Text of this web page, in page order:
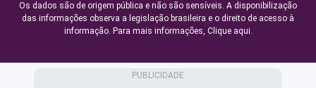
Os dados são de origem pública e não são sensíveis. A disponibilização
das informações observa a legislação brasileira e o direito de acesso à
informação. Para mais informações, Clique aqui.